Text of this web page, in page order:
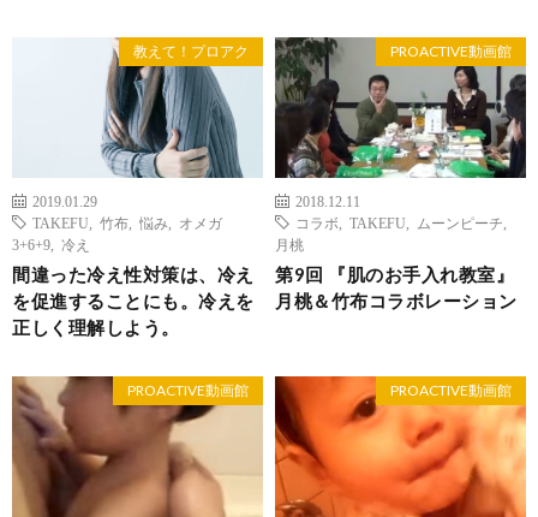
教えて！プロアク
2019.01.29
TAKEFU
竹布 悩み
オメガ
3+6+9
冷え
間違った冷え性対策は、冷え
を促進することにも。冷えを
正しく理解しよう。
PROACTIVE動画館
2018.12.11
コラボ
TAKEFU ムーンピーチ
月桃
第9回 『肌のお手入れ教室』
月桃＆竹布コラボレーション
PROACTIVE動画館 PROACTIVE動画館